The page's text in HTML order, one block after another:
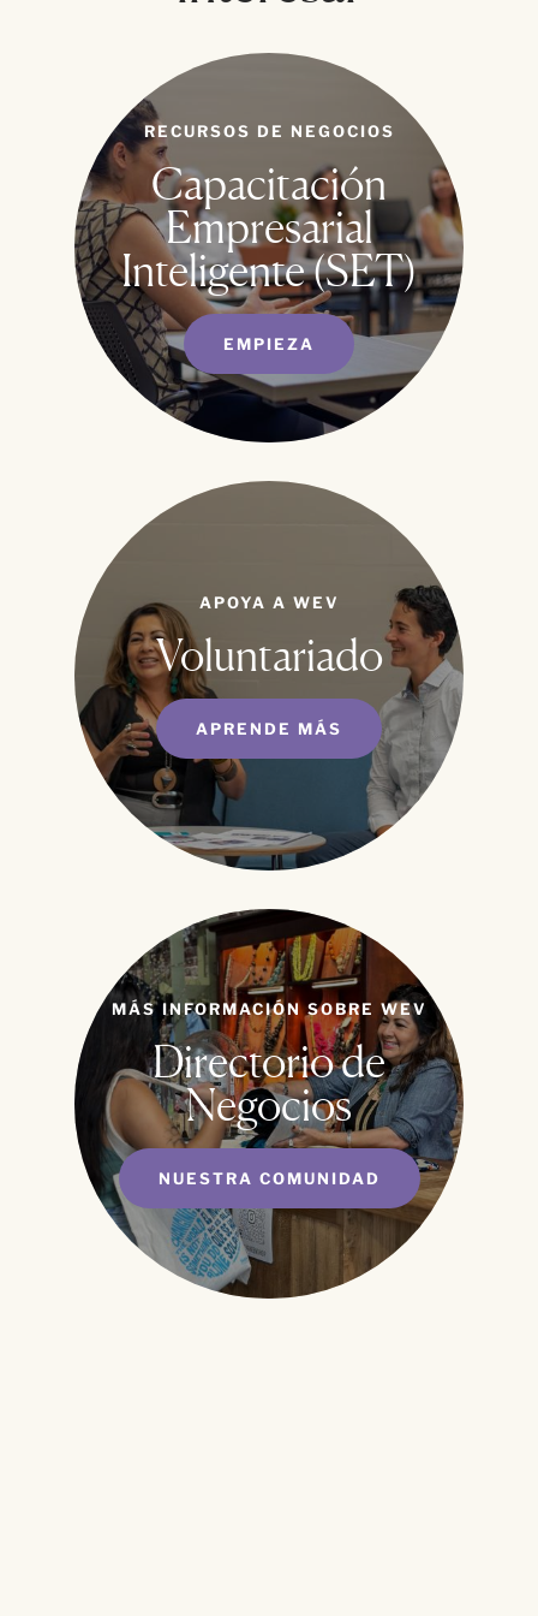
RECURSOS DE NEGOCIOS
Capacitación
Empresarial
Inteligente (SET)
EMPIEZA
APOYA A WEV
Voluntariado
APRENDE MÁS
MÁS INFORMACIÓN SOBRE WEV
Directorio de
Negocios
NUESTRA COMUNIDAD